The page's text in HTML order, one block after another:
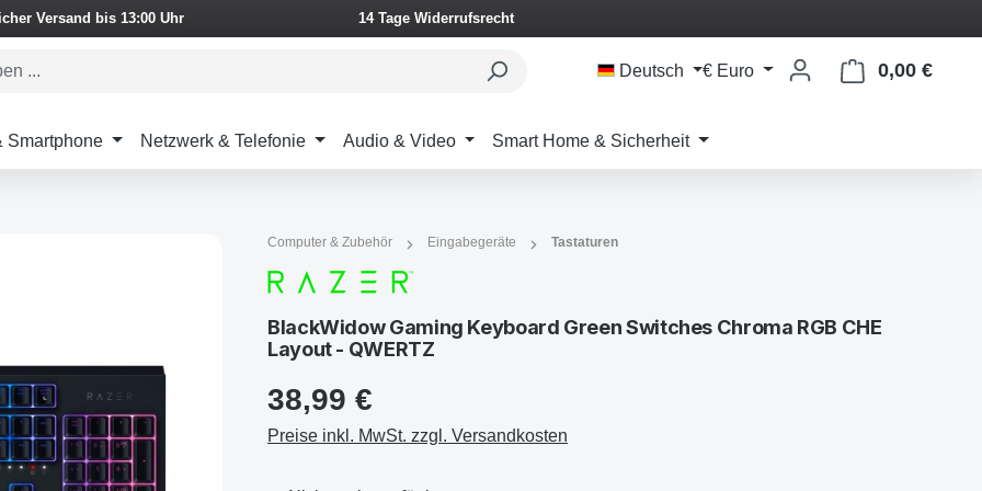
Versand bis 13:00 Uhr 14 Tage Widerrufsrecht
Deutsch € Euro 0,00 €
Smartphone Netzwerk & Telefonie Audio & Video Smart Home & Sicherheit
Computer & Zubehör Eingabegeräte Tastaturen
BlackWidow Gaming Keyboard Green Switches Chroma RGB CHE
Layout - QWERTZ
38,99 €
Preise inkl. MwSt. zzgl. Versandkosten